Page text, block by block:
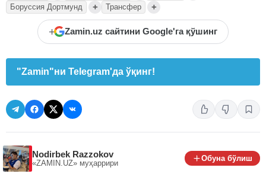
Боруссия Дортмунд + Трансфер +
+ Zamin.uz сайтини Google'га қўшинг
"Zamin"ни Telegram'да ўқинг!
Nodirbek Razzokov
«ZAMIN.UZ» муҳаррири
Обуна бўлиш